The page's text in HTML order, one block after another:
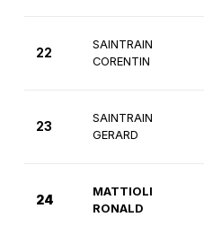
22
SAINTRAIN
CORENTIN
23
SAINTRAIN
GERARD
24
MATTIOLI
RONALD